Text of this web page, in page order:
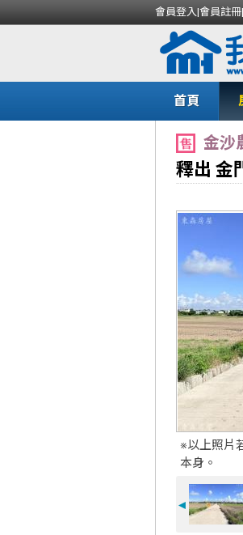
會員登入|會員註冊|
首頁
金沙
釋出 金
※以上照片
本身。
◄